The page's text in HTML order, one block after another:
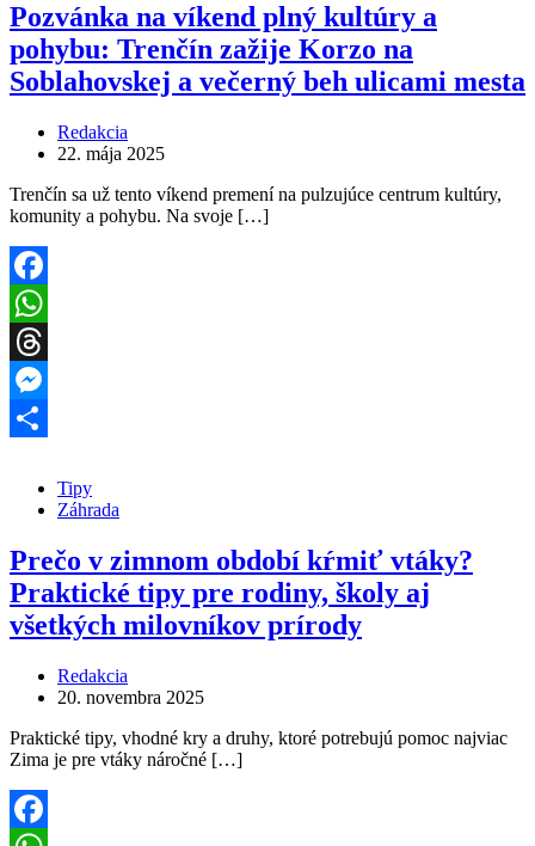
Pozvánka na víkend plný kultúry a
pohybu: Trenčín zažije Korzo na
Soblahovskej a večerný beh ulicami mesta
Redakcia
22. mája 2025
Trenčín sa už tento víkend premení na pulzujúce centrum kultúry,
komunity a pohybu. Na svoje […]
Facebook
WhatsApp
Threads
Messenger
Tipy
Záhrada
Prečo v zimnom období kŕmiť vtáky?
Praktické tipy pre rodiny, školy aj
všetkých milovníkov prírody
Redakcia
20. novembra 2025
Praktické tipy, vhodné kry a druhy, ktoré potrebujú pomoc najviac
Zima je pre vtáky náročné […]